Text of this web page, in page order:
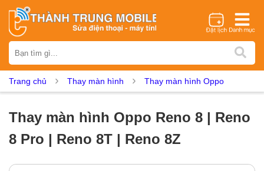
iPhone Samsung Oppo Xiaomi Realme Vivo
Vsmart OnePlus
Dịch vụ sửa chữa
Thay loa Thay kính lưng Thay vỏ Thay chân sạc
Trang chủ Thay màn hình Thay màn hình Oppo
Thay màn hình Oppo Reno 8 | Reno
8 Pro | Reno 8T | Reno 8Z